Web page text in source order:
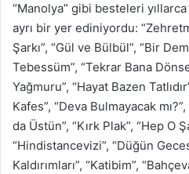
“Manolya” gibi besteleri
ayrı bir yer ediniyordu:
Şarkı”, “Gül ve Bülbül”, “Bir
Tebessüm”, “Tekrar Bana
Yağmuru”, “Hayat Bazen
Kafes”, “Deva Bulmayacak
da Üstün”, “Kırk Plak”, “Hep O
“Hindistancevizi”, “Düğün
Kaldırımları”, “Katibim”,